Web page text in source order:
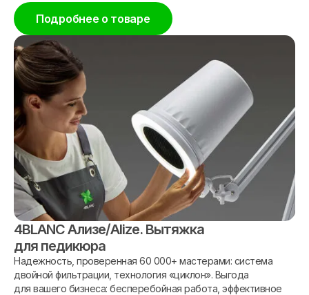
Подробнее о товаре
4BLANC Ализе/Alize. Вытяжка
для педикюра
Надежность, проверенная 60 000+ мастерами: система
двойной фильтрации, технология «циклон». Выгода
для вашего бизнеса: бесперебойная работа, эффективное